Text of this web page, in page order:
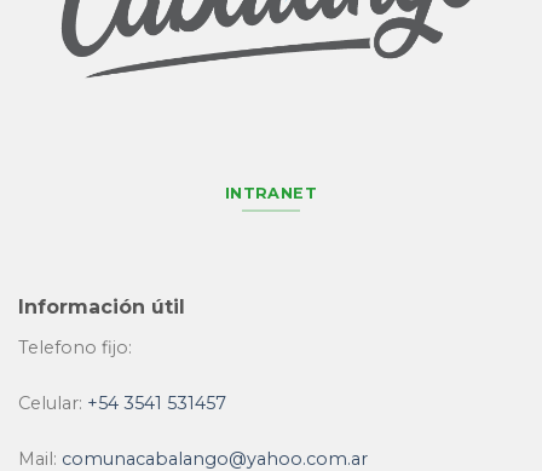
INTRANET
Información útil
Telefono fijo:
Celular: +54 3541 531457
Mail: comunacabalango@yahoo.com.ar